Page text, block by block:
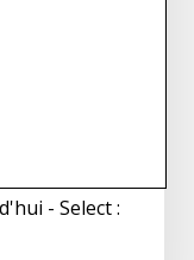
- Select :